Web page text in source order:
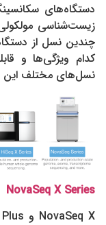
دستگاه‌های
زیست‌شناسی مولکولی
چندین نسل از
کدام ویژگی‌ها و
نسل‌های مختلف این
NovaSeq X Series